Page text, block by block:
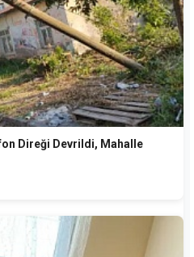
Direği Devrildi, Mahalle